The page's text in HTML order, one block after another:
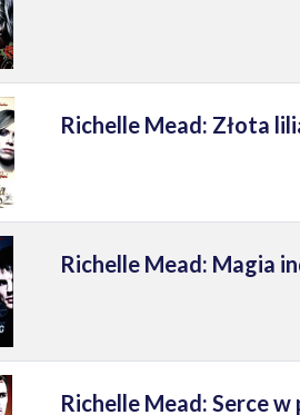
Richelle Mead: Złota
Richelle Mead: Magia
Richelle Mead: Serce